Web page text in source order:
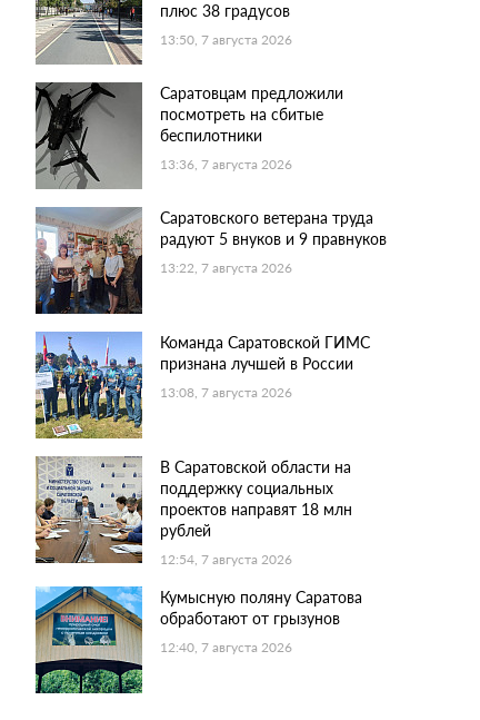
плюс 38 градусов
13:50, 7 августа 2026
Саратовцам предложили
посмотреть на сбитые
беспилотники
13:36, 7 августа 2026
Саратовского ветерана труда
радуют 5 внуков и 9 правнуков
13:22, 7 августа 2026
Команда Саратовской ГИМС
признана лучшей в России
13:08, 7 августа 2026
В Саратовской области на
поддержку социальных
проектов направят 18 млн
рублей
12:54, 7 августа 2026
Кумысную поляну Саратова
обработают от грызунов
12:40, 7 августа 2026